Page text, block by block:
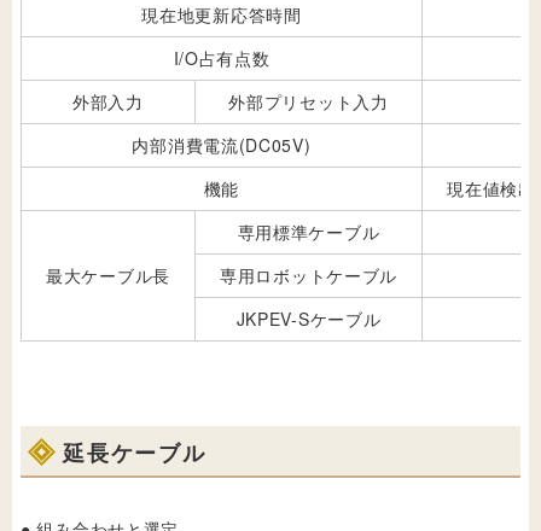
現在地更新応答時間
I/O占有点数
外部入力
外部プリセット入力
内部消費電流(DC05V)
機能
現在値検
最大ケーブル長
専用標準ケーブル
専用ロボットケーブル
JKPEV-Sケーブル
延長ケーブル